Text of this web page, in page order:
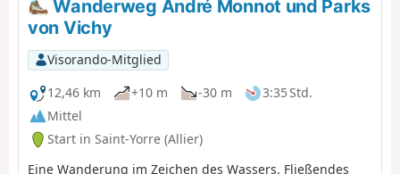
Busset verleihen dieser Wanderung
einen historischen Reiz.
Wanderweg André Monnot und Parks
von Vichy
Visorando-Mitglied
12,46 km
+10 m -30 m
3:35 Std.
Mittel
Start in Saint-Yorre (Allier)
Eine Wanderung im Zeichen des Wassers. Fließendes